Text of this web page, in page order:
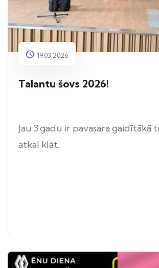
19.03.2026
Talantu šovs 2026!
Jau 3.gadu ir pavasara gaidītākā
atkal klāt.